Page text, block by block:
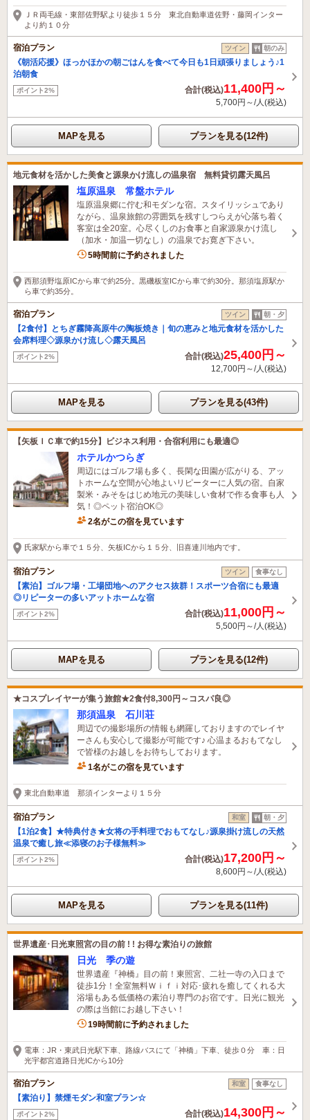
1時間前に予約されました
ＪＲ両毛線・東部佐野駅より徒歩１５分 東北自動車道佐野・藤岡インター
より約１０分
宿泊プラン ツイン 朝のみ
《朝活応援》ほっかほかの朝ごはんを食べて今日も1日頑張りましょう♪1
泊朝食
ポイント2% 合計(税込)11,400円～
5,700円～/人(税込)
MAPを見る プランを見る(12件)
地元食材を活かした美食と源泉かけ流しの温泉宿 無料貸切露天風呂
塩原温泉 常盤ホテル
塩原温泉郷に佇む和モダンな宿。スタイリッシュであり
ながら、温泉旅館の雰囲気を残すしつらえが心落ち着く
客室は全20室。心尽くしのお食事と自家源泉かけ流し
（加水・加温一切なし）の温泉でお寛ぎ下さい。
3名がこの宿を見ています
5時間前に予約されました
西那須野塩原ICから車で約25分。黒磯板室ICから車で約30分。那須塩原駅か
ら車で約35分。
宿泊プラン ツイン 朝・夕
【2食付】とちぎ霧降高原牛の陶板焼き｜旬の恵みと地元食材を活かした
会席料理◇源泉かけ流し◇露天風呂
ポイント2% 合計(税込)25,400円～
12,700円～/人(税込)
MAPを見る プランを見る(43件)
【矢板ＩＣ車で約15分】ビジネス利用・合宿利用にも最適◎
ホテルかつらぎ
周辺にはゴルフ場も多く、長閑な田園が広がりる、アッ
トホームな空間が心地よいリピーターに人気の宿。自家
製米・みそをはじめ地元の美味しい食材で作る食事も人
気！◎ペット宿泊OK◎
2名がこの宿を見ています
氏家駅から車で１５分、矢板ICから１５分、旧喜連川地内です。
宿泊プラン ツイン 食事なし
【素泊】ゴルフ場・工場団地へのアクセス抜群！スポーツ合宿にも最適
◎リピーターの多いアットホームな宿
ポイント2% 合計(税込)11,000円～
5,500円～/人(税込)
MAPを見る プランを見る(12件)
★コスプレイヤーが集う旅館★2食付8,300円～コスパ良◎
那須温泉 石川荘
周辺での撮影場所の情報も網羅しておりますのでレイヤ
ーさんも安心して撮影が可能です♪ 心温まるおもてなし
で皆様のお越しをお待ちしております。
1名がこの宿を見ています
東北自動車道 那須インターより１５分
宿泊プラン 和室 朝・夕
【1泊2食】★特典付き★女将の手料理でおもてなし♪源泉掛け流しの天然
温泉で癒し旅≪添寝のお子様無料≫
ポイント2% 合計(税込)17,200円～
8,600円～/人(税込)
MAPを見る プランを見る(11件)
世界遺産･日光東照宮の目の前 ! ! お得な素泊りの旅館
日光 季の遊
世界遺産『神橋』目の前！東照宮、二社一寺の入口まで
徒歩1分！全室無料Ｗｉｆｉ対応･疲れを癒してくれる大
浴場もある低価格の素泊り専門のお宿です。日光に観光
の際は当館にお越し下さい！
1名がこの宿を見ています
19時間前に予約されました
電車：JR・東武日光駅下車、路線バスにて「神橋」下車、徒歩０分 車：日
光宇都宮道路日光ICから10分
宿泊プラン 和室 食事なし
【素泊り】禁煙モダン和室プラン☆
ポイント2% 合計(税込)14,300円～